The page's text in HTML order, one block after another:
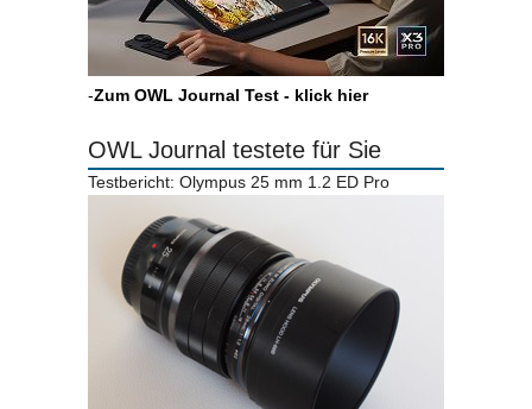
-Zum OWL Journal Test - klick hier
OWL Journal testete für Sie
Testbericht: Olympus 25 mm 1.2 ED Pro